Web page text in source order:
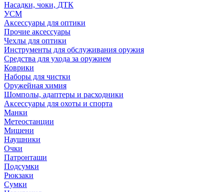
Насадки, чоки, ДТК
УСМ
Аксессуары для оптики
Прочие аксессуары
Чехлы для оптики
Инструменты для обслуживания оружия
Средства для ухода за оружием
Коврики
Наборы для чистки
Оружейная химия
Шомполы, адаптеры и расходники
Аксессуары для охоты и спорта
Манки
Метеостанции
Мишени
Наушники
Очки
Патронташи
Подсумки
Рюкзаки
Сумки